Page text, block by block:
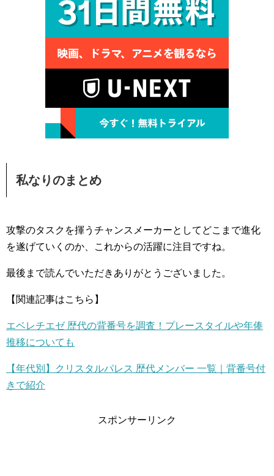
私なりのまとめ
攻撃のタスクを揮うチャンスメーカーとしてどこまで進化
を遂げていくのか、これからの活躍に注目ですね。
最後まで読んでいただきありがとうございました。
【関連記事はこちら】
エベレチエゼ 歴代の背番号を調査！プレースタイルや年俸
推移についても
【年代別】クリスタルパレス 歴代メンバー 一覧｜背番号付
きで紹介
スポンサーリンク